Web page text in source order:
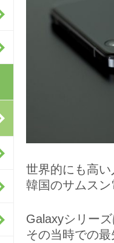
世界的にも高い
韓国のサムス
Galaxyシリー
その当時での